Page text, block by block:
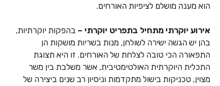
הוא מענה מושלם לציפיות האורחים.
אירוע יוקרתי מתחיל בתפריט יוקרתי –בהפקות יוקרתיות,
בהן יש הגשה ישירה לשולחן, מנות בשריות מושקות הן
התפאורה הכי טובה לצלחת של האורחים. זו היא תצוגת
התכלית היוקרתית האולטימטיבית, אשר משלבת בין משר
מצוין, טכניקות בישול מתקדמות וניסיון רב שנים ביצירה של